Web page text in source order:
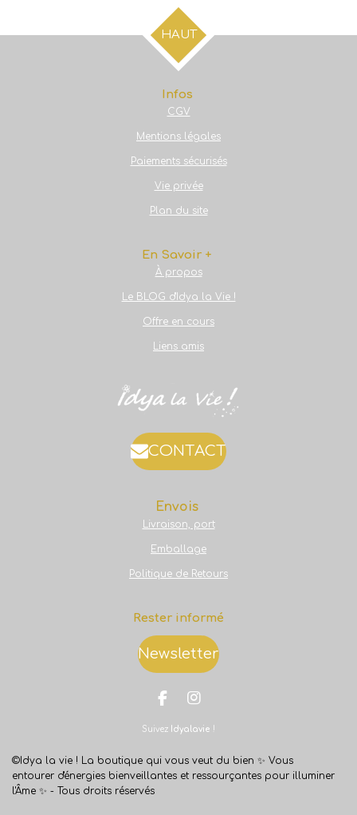
e
e
e
e
HAUT
Infos
CGV
Mentions légales
Paiements sécurisés
Vie privée
Plan du site
En Savoir +
À propos
Le BLOG d'Idya la Vie !
Offre en cours
Liens amis
CONTACT
Envois
Livraison, port
Emballage
Politique de Retours
Rester informé
Newsletter
F
c
b
o
I
s
a
g
Suivez Idyalavie !
©Idya la vie ! La boutique qui vous veut du bien ✨ Vous
entourer d'énergies bienveillantes et ressourçantes pour illuminer
l'Âme ✨ - Tous droits réservés